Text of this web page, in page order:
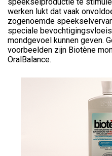
speekselproductie te
werken lukt dat vaak
zogenoemde
speciale
mondgevoel kunnen geven.
voorbeelden zijn Biotène
OralBalance.